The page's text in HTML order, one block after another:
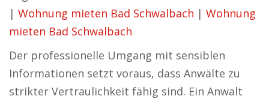
| Wohnung mieten Bad Schwalbach | Wohnung
mieten Bad Schwalbach
Der professionelle Umgang mit sensiblen
Informationen setzt voraus, dass Anwälte zu
strikter Vertraulichkeit fähig sind. Ein Anwalt